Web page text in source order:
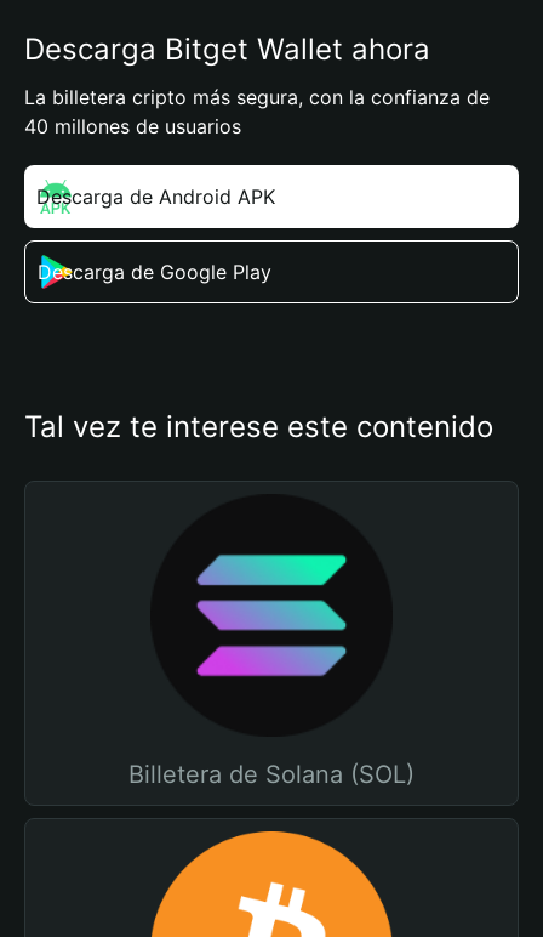
Descarga Bitget Wallet ahora
La billetera cripto más segura, con la confianza de
40 millones de usuarios
Descarga de Android APK
Descarga de Google Play
Tal vez te interese este contenido
Billetera de Solana (SOL)